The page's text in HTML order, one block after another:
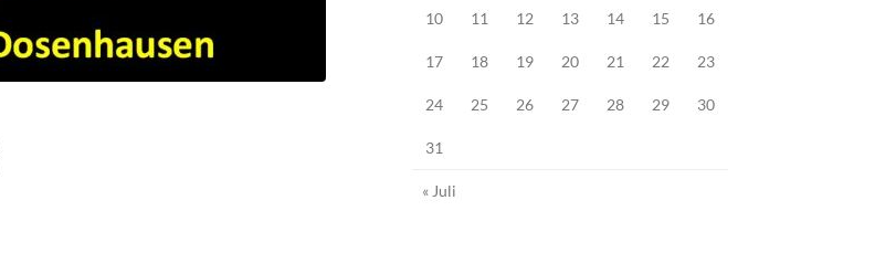
10 11 12 13 14 15 16
17 18 19 20 21 22 23
24 25 26 27 28 29 30
31
« Juli